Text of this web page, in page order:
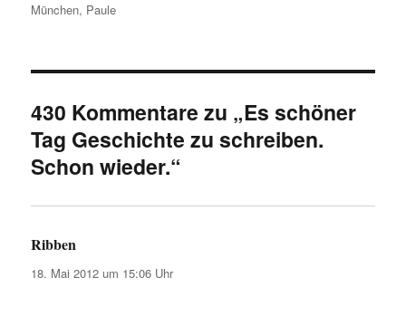
München, Paule
430 Kommentare zu „Es schöner
Tag Geschichte zu schreiben.
Schon wieder.“
Ribben
18. Mai 2012 um 15:06 Uhr